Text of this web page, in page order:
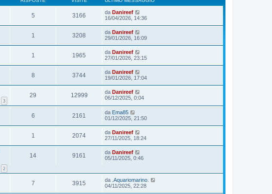
5 3166 da Danireef
16/04/2026, 14:36
1 3208 da Danireef
29/01/2026, 16:09
1 1965 da Danireef
27/01/2026, 23:15
8 3744 da Danireef
19/01/2026, 17:04
3
29 12999 da Danireef
06/12/2025, 0:04
6 2161 da Ema85
01/12/2025, 21:50
1 2074 da Danireef
27/11/2025, 18:24
2
14 9161 da Danireef
05/11/2025, 0:46
7 3915 da .Aquariomarino.
04/11/2025, 22:28